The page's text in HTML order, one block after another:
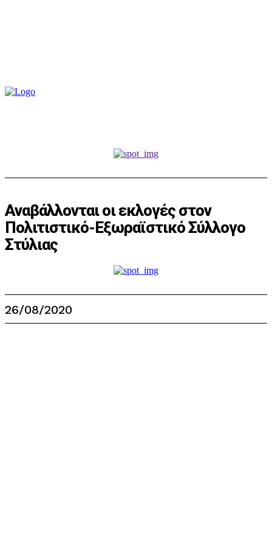
Αναβάλλονται οι εκλογές στον
Πολιτιστικό-Εξωραϊστικό Σύλλογο
Στύλιας
26/08/2020